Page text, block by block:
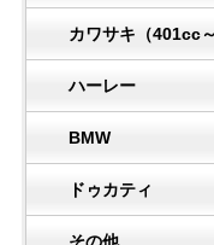
カワサキ（401cc～
ハーレー
BMW
ドゥカティ